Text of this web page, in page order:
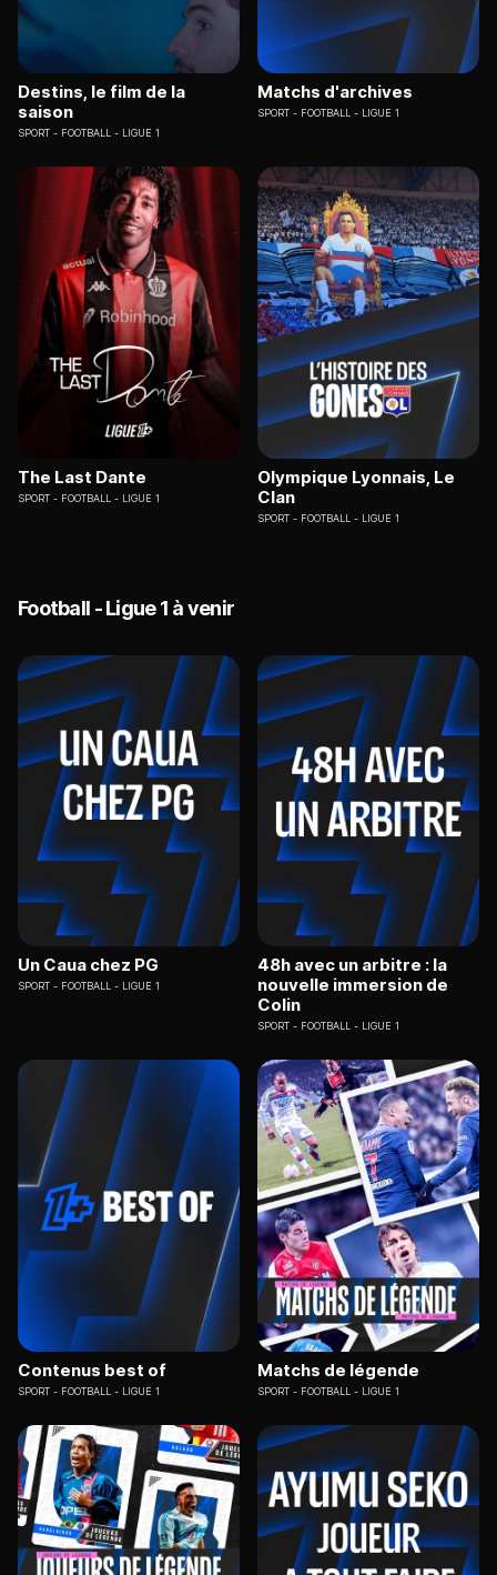
Destins, le film de la
saison
SPORT FOOTBALL - LIGUE 1
Matchs d'archives
SPORT FOOTBALL - LIGUE 1
The Last Dante
SPORT FOOTBALL - LIGUE 1
Olympique Lyonnais, Le
Clan
SPORT FOOTBALL - LIGUE 1
Football - Ligue 1 à venir
Un Caua chez PG
SPORT FOOTBALL - LIGUE 1
48h avec un arbitre : la
nouvelle immersion de
Colin
SPORT FOOTBALL - LIGUE 1
Contenus best of
SPORT FOOTBALL - LIGUE 1
Matchs de légende
SPORT FOOTBALL - LIGUE 1